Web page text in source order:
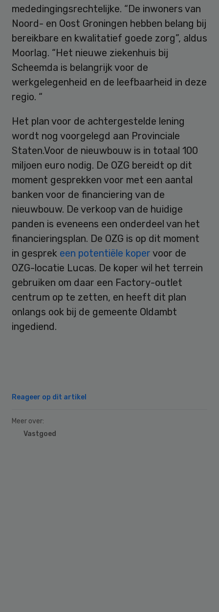
mededingingsrechtelijke. “De inwoners van
Noord- en Oost Groningen hebben belang bij
bereikbare en kwalitatief goede zorg”, aldus
Moorlag. “Het nieuwe ziekenhuis bij
Scheemda is belangrijk voor de
werkgelegenheid en de leefbaarheid in deze
regio. “
Het plan voor de achtergestelde lening
wordt nog voorgelegd aan Provinciale
Staten.Voor de nieuwbouw is in totaal 100
miljoen euro nodig. De OZG bereidt op dit
moment gesprekken voor met een aantal
banken voor de financiering van de
nieuwbouw. De verkoop van de huidige
panden is eveneens een onderdeel van het
financieringsplan. De OZG is op dit moment
in gesprek een potentiële koper voor de
OZG-locatie Lucas. De koper wil het terrein
gebruiken om daar een Factory-outlet
centrum op te zetten, en heeft dit plan
onlangs ook bij de gemeente Oldambt
ingediend.
Reageer op dit artikel
Meer over:
Vastgoed